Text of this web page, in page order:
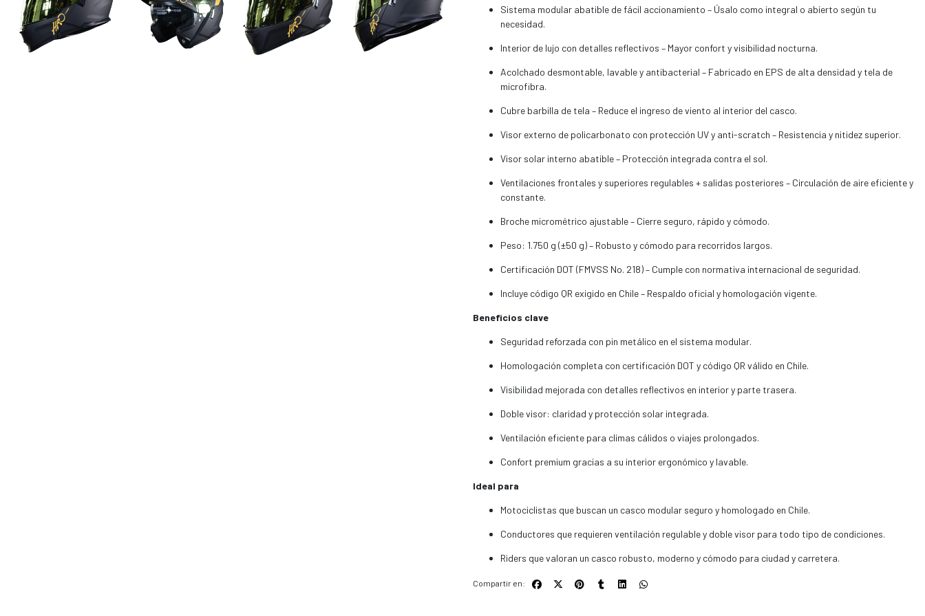
Sistema modular abatible de fácil accionamiento – Úsalo como integral o abierto según tu
necesidad.
Interior de lujo con detalles reflectivos – Mayor confort y visibilidad nocturna.
Acolchado desmontable, lavable y antibacterial – Fabricado en EPS de alta densidad y tela de
microfibra.
Cubre barbilla de tela – Reduce el ingreso de viento al interior del casco.
Visor externo de policarbonato con protección UV y anti-scratch – Resistencia y nitidez superior.
Visor solar interno abatible – Protección integrada contra el sol.
Ventilaciones frontales y superiores regulables + salidas posteriores – Circulación de aire eficiente y
constante.
Broche micrométrico ajustable – Cierre seguro, rápido y cómodo.
Peso: 1.750 g (±50 g) – Robusto y cómodo para recorridos largos.
Certificación DOT (FMVSS No. 218) – Cumple con normativa internacional de seguridad.
Incluye código QR exigido en Chile – Respaldo oficial y homologación vigente.
Beneficios clave
Seguridad reforzada con pin metálico en el sistema modular.
Homologación completa con certificación DOT y código QR válido en Chile.
Visibilidad mejorada con detalles reflectivos en interior y parte trasera.
Doble visor: claridad y protección solar integrada.
Ventilación eficiente para climas cálidos o viajes prolongados.
Confort premium gracias a su interior ergonómico y lavable.
Ideal para
Motociclistas que buscan un casco modular seguro y homologado en Chile.
Conductores que requieren ventilación regulable y doble visor para todo tipo de condiciones.
Riders que valoran un casco robusto, moderno y cómodo para ciudad y carretera.
Compartir en: